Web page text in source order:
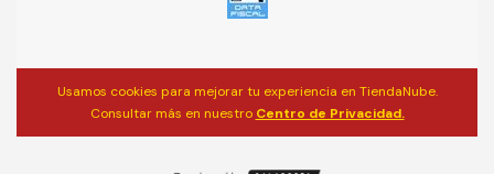
Usamos cookies para mejorar tu experiencia en TiendaNube.
Consultar más en nuestro Centro de Privacidad.